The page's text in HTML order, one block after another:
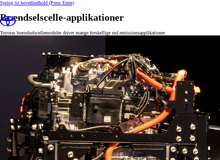
Spring til hovedindhold (Press Enter)
Brændselscelle-applikationer
Toyotas brændselscellemoduler driver mange forskellige nul-emissionsapplikationer